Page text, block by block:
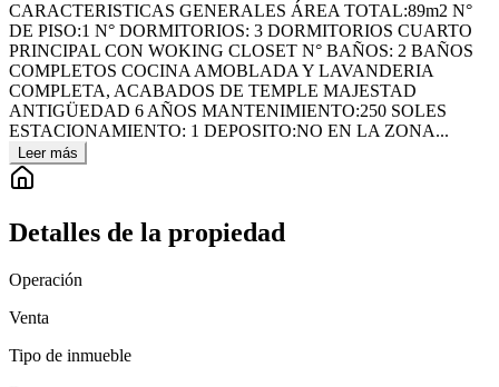
CARACTERISTICAS GENERALES ÁREA TOTAL:89m2 N°
DE PISO:1 N° DORMITORIOS: 3 DORMITORIOS CUARTO
PRINCIPAL CON WOKING CLOSET N° BAÑOS: 2 BAÑOS
COMPLETOS COCINA AMOBLADA Y LAVANDERIA
COMPLETA, ACABADOS DE TEMPLE MAJESTAD
ANTIGÜEDAD 6 AÑOS MANTENIMIENTO:250 SOLES
ESTACIONAMIENTO: 1 DEPOSITO:NO EN LA ZONA...
Leer más
Detalles de la propiedad
Operación
Venta
Tipo de inmueble